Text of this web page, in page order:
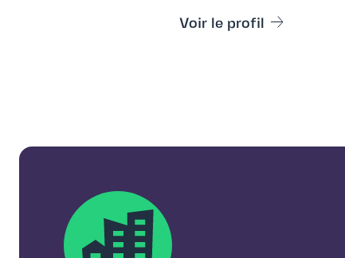
Voir le profil